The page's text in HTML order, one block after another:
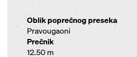
Oblik poprečnog preseka
Pravougaoni
Prečnik
12.50 m